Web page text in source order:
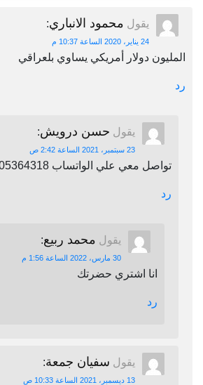
يقول محمود الانباري:
24 يناير، 2020 الساعة 10:37 م
المليون دولار أمريكي يساوي بلعراقي
رد
يقول حسن درويش:
23 سبتمبر، 2021 الساعة 2:42 ص
تواصل معي علي الواتساب 00249905364318
رد
يقول محمد ربيع:
30 مارس، 2022 الساعة 1:56 م
انا اشتري حضرتك
رد
يقول سفيان جمعة:
13 ديسمبر، 2021 الساعة 10:33 ص